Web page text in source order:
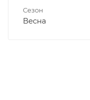
Сезон
Весна